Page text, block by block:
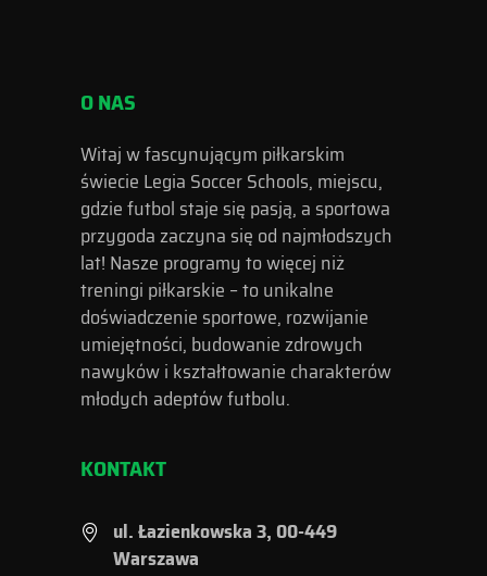
O NAS
Witaj w fascynującym piłkarskim
świecie Legia Soccer Schools, miejscu,
gdzie futbol staje się pasją, a sportowa
przygoda zaczyna się od najmłodszych
lat! Nasze programy to więcej niż
treningi piłkarskie – to unikalne
doświadczenie sportowe, rozwijanie
umiejętności, budowanie zdrowych
nawyków i kształtowanie charakterów
młodych adeptów futbolu.
KONTAKT
ul. Łazienkowska 3, 00-449
Warszawa